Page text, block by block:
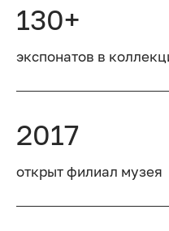
130+
экспонатов в
2017
открыт филиал музея